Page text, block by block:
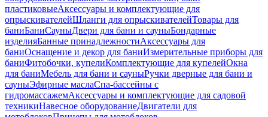
пластиковыеАксессуары и комплектующие для
опрыскивателейШланги для опрыскивателейТовары для
баниБаниСауныДвери для бани и сауныБондарные
изделияБанные принадлежностиАксессуары для
баниОснащение и декор для баниИзмерительные приборы для
баниФитобочки, купелиКомплектующие для купелейОкна
для баниМебель для бани и сауныРучки дверные для бани и
сауныЭфирные маслаСпа-бассейны с
гидромассажемАксессуары и комплектующие для садовой
техникиНавесное оборудованиеДвигатели для